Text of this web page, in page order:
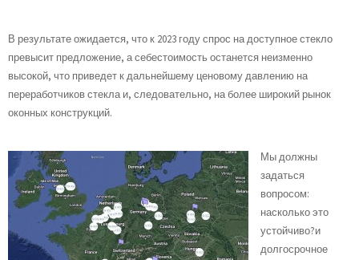
В результате ожидается, что к 2023 году спрос на доступное стекло
превысит предложение, а себестоимость останется неизменно
высокой, что приведет к дальнейшему ценовому давлению на
переработчиков стекла и, следовательно, на более широкий рынок
оконных конструкций.
Мы должны
задаться
вопросом:
насколько это
устойчиво?и
долгосрочное